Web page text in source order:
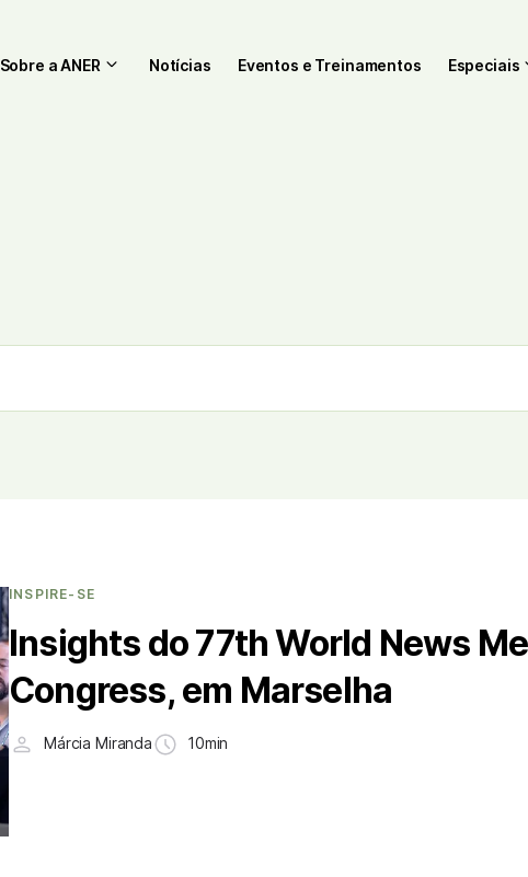
Sobre a ANER Notícias Eventos e Treinamentos Especiais
INSPIRE-SE
Insights do 77th World News
Congress, em Marselha
Márcia Miranda 10min